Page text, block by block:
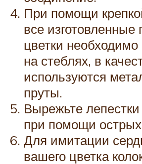
При помощи
все изготовленные
цветки необходимо
на стеблях, в
используются
пруты.
Вырежьте лепестки
при помощи
Для имитации
вашего цветка